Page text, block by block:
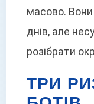
масово.
днів, але
розібрати
ТРИ